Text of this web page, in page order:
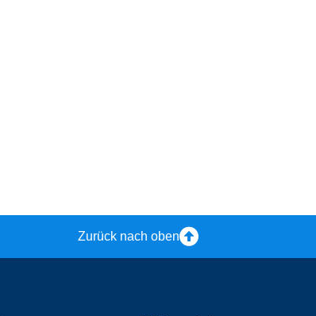
Zurück nach oben